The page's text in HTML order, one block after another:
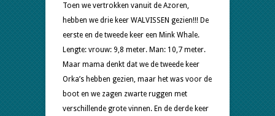
Toen we vertrokken vanuit de Azoren,
hebben we drie keer WALVISSEN gezien!!! De
eerste en de tweede keer een Mink Whale.
Lengte: vrouw: 9,8 meter. Man: 10,7 meter.
Maar mama denkt dat we de tweede keer
Orka’s hebben gezien, maar het was voor de
boot en we zagen zwarte ruggen met
verschillende grote vinnen. En de derde keer